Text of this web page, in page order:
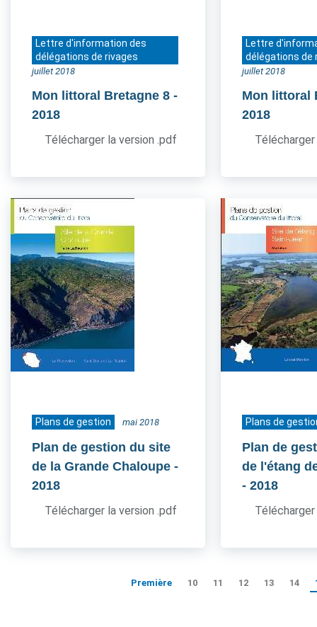
Lettre d'information des
délégations de rivages
juillet 2018
Mon littoral Bretagne 8 -
2018
Télécharger la version .pdf
Lettre
délégations de
juillet 2018
Mon littoral
2018
Plans de gestion mai 2018
Plan de gestion du site
de la Grande Chaloupe -
2018
Télécharger la version .pdf
Plans de
Plan de
de l'étang
- 2018
Première 10 11 12 13 14